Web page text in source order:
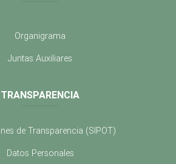
Organigrama
Juntas Auxiliares
TRANSPARENCIA
de Transparencia (SIPOT)
Datos Personales